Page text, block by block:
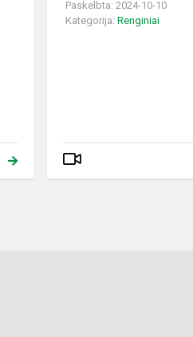
Paskelbta: 2024-10-10
Kategorija:Renginiai